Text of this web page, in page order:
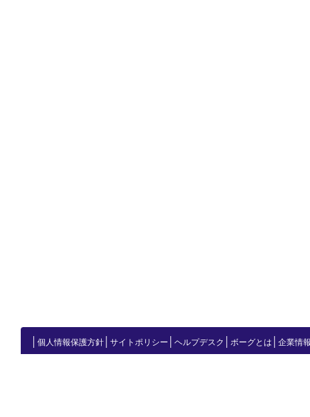
個人情報保護方針 サイトポリシー ヘルプデスク ボーグとは 企業情